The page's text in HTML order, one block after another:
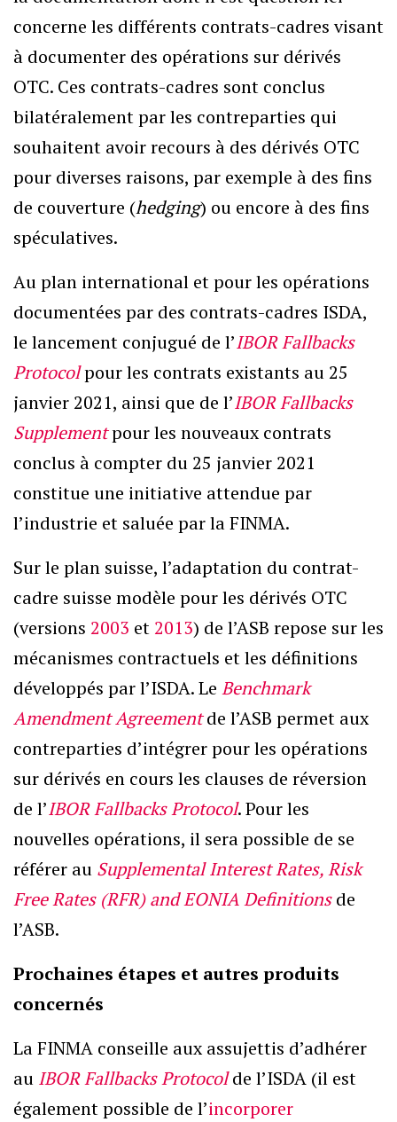
concerne les différents contrats-cadres visant
à documenter des opérations sur dérivés
OTC. Ces contrats-cadres sont conclus
bilatéralement par les contreparties qui
souhaitent avoir recours à des dérivés OTC
pour diverses raisons, par exemple à des fins
de couverture (hedging) ou encore à des fins
spéculatives.
Au plan international et pour les opérations
documentées par des contrats-cadres ISDA,
le lancement conjugué de l’IBOR Fallbacks
Protocolpour les contrats existants au 25
janvier 2021, ainsi que de l’IBOR Fallbacks
Supplementpour les nouveaux contrats
conclus à compter du 25 janvier 2021
constitue une initiative attendue par
l’industrie et saluée par la FINMA.
Sur le plan suisse, l’adaptation du contrat-
cadre suisse modèle pour les dérivés OTC
(versions 2003 et 2013) de l’ASB repose sur les
mécanismes contractuels et les définitions
développés par l’ISDA. Le Benchmark
Amendment Agreementde l’ASB permet aux
contreparties d’intégrer pour les opérations
sur dérivés en cours les clauses de réversion
de l’IBOR Fallbacks Protocol. Pour les
nouvelles opérations, il sera possible de se
référer au Supplemental Interest Rates, Risk
Free Rates (RFR) and EONIA Definitionsde
l’ASB.
Prochaines étapes et autres produits
concernés
La FINMA conseille aux assujettis d’adhérer
au IBOR Fallbacks Protocolde l’ISDA (il est
également possible de l’incorporer